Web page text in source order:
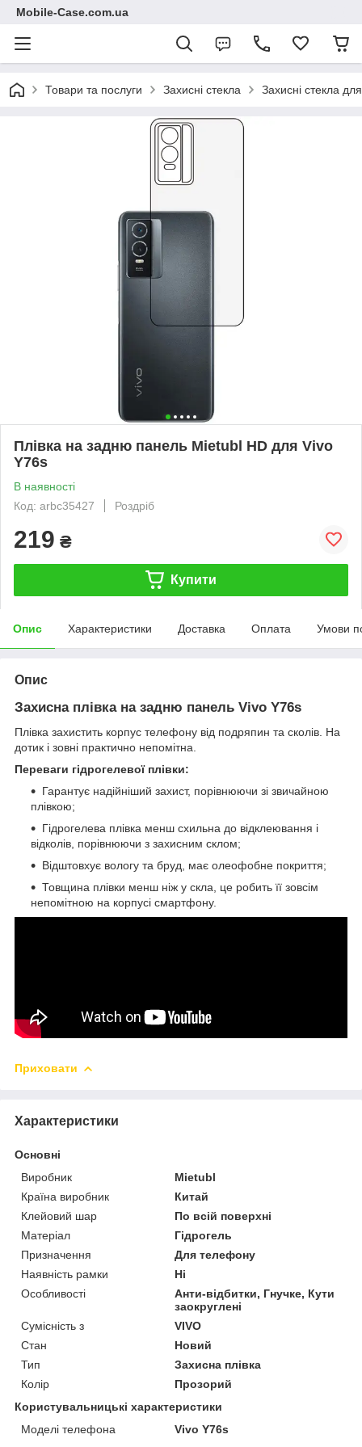
Mobile-Case.com.ua
Товари та послуги Захисні стекла Захисні стекла
Плівка на задню панель Mietubl HD для Vivo
Y76s
В наявності
Код: arbc35427
Роздріб
219 ₴
Купити
Опис Характеристики Доставка Оплата Умови
Опис
Захисна плівка на задню панель Vivo Y76s
Плівка захистить корпус телефону від подряпин та сколів. На
дотик і зовні практично непомітна.
Переваги гідрогелевої плівки:
Гарантує надійніший захист, порівнюючи зі звичайною
плівкою;
Гідрогелева плівка менш схильна до відклеювання і
відколів, порівнюючи з захисним склом;
Відштовхує вологу та бруд, має олеофобне покриття;
Товщина плівки менш ніж у скла, це робить її зовсім
непомітною на корпусі смартфону.
Приховати
Характеристики
Основні
Виробник
Mietubl
Країна виробник
Китай
Клейовий шар
По всій поверхні
Матеріал
Гідрогель
Призначення
Для телефону
Наявність рамки
Ні
Особливості
Анти-відбитки, Гнучке, Кути
заокруглені
Сумісність з
VIVO
Стан
Новий
Тип
Захисна плівка
Колір
Прозорий
Користувальницькі характеристики
Моделі телефона
Vivo Y76s